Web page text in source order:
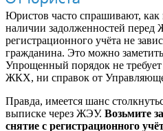
Юристов часто спрашивают, как
наличии задолженностей
регистрационного учёта не
гражданина. Это можно
Упрощенный порядок не
ЖКХ, ни справок от
Правда, имеется шанс
выписке через ЖЭУ. Возьмите
снятие с регистрационного